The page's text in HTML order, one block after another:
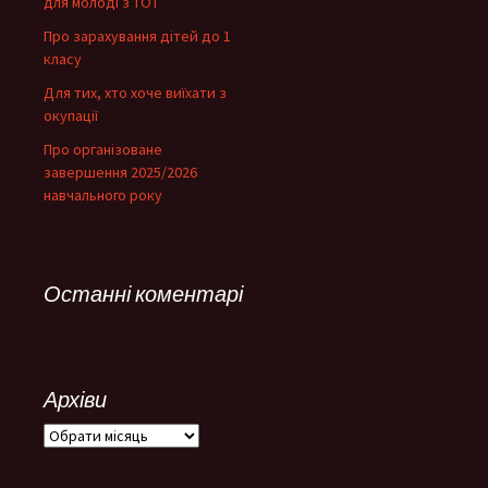
Про зарахування дітей до 1
класу
Для тих, хто хоче виїхати з
окупації
Про організоване
завершення 2025/2026
навчального року
Останні коментарі
Архіви
Архіви